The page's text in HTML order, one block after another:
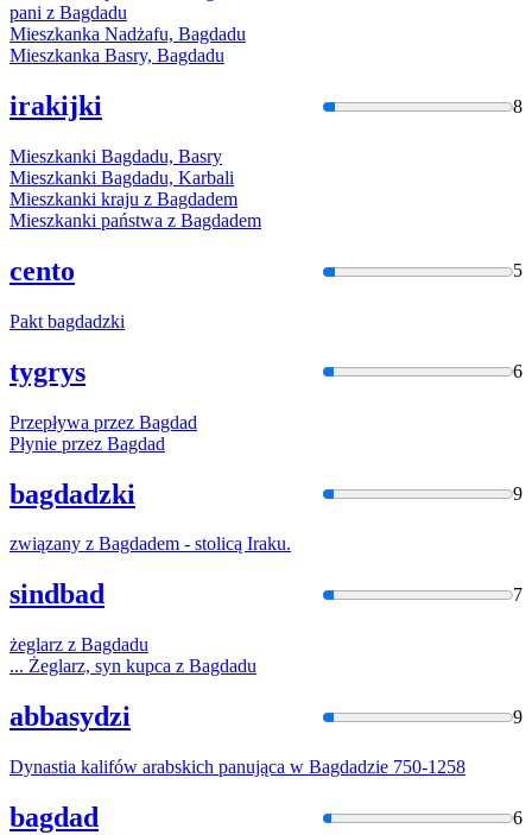
pani z Bagdadu
Mieszkanka Nadżafu, Bagdadu
Mieszkanka Basry, Bagdadu
irakijki 8
Mieszkanki Bagdadu, Basry
Mieszkanki Bagdadu, Karbali
Mieszkanki kraju z Bagdadem
Mieszkanki państwa z Bagdadem
cento 5
Pakt bagdadzki
tygrys 6
Przepływa przez Bagdad
Płynie przez Bagdad
bagdadzki 9
związany z Bagdadem - stolicą Iraku.
sindbad 7
żeglarz z Bagdadu
... Żeglarz, syn kupca z Bagdadu
abbasydzi 9
Dynastia kalifów arabskich panująca w Bagdadzie 750-1258
bagdad 6